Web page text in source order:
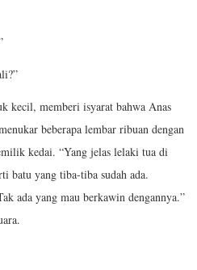
kecil, memberi isyarat bahwa Anas
beberapa lembar ribuan dengan
kedai. “Yang jelas lelaki tua di
batu yang tiba-tiba sudah ada.
ada yang mau berkawin dengannya.”